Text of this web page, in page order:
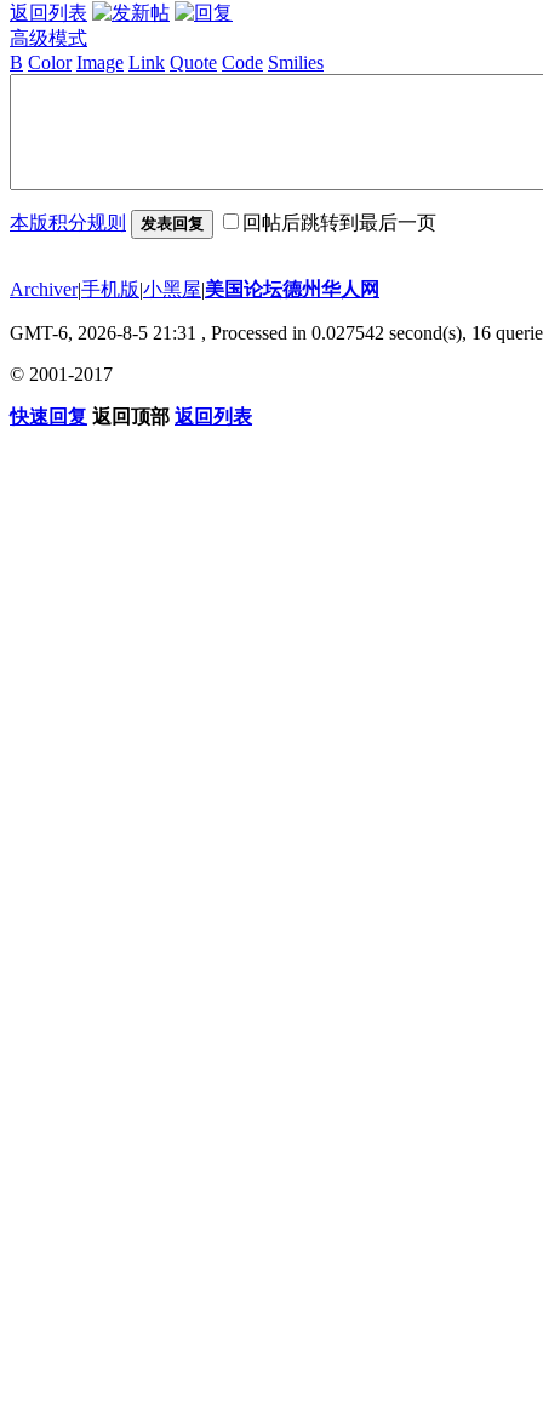
返回列表
高级模式
B Color Image Link Quote Code Smilies
本版积分规则 发表回复 回帖后跳转到最后一页
Archiver|手机版|小黑屋|美国论坛德州华人网
GMT-6, 2026-8-5 21:31 , Processed in 0.027542 second(s), 16
© 2001-2017
快速回复 返回顶部 返回列表